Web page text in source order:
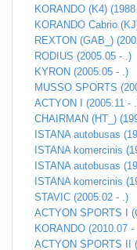
KORANDO (K4)
KORANDO Cabrio
REXTON (GAB_)
RODIUS (2005.05 - .)
KYRON (2005.05 - .)
MUSSO SPORTS
ACTYON I (2005.11 -
CHAIRMAN (HT_)
ISTANA autobusas
ISTANA komercinis
ISTANA autobusas
ISTANA komercinis
STAVIC (2005.02 - .)
ACTYON SPORTS I
KORANDO (2010.07 -
ACTYON SPORTS II